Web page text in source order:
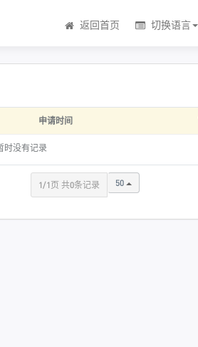
返回首页 切换语言
申请时间
时没有记录
1/1页 共0条记录 50